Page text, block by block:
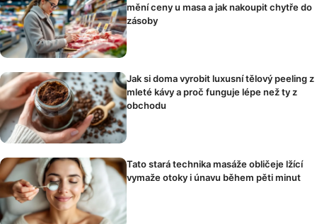
mění ceny u masa a jak nakoupit chytře do
zásoby
Jak si doma vyrobit luxusní tělový peeling z
mleté kávy a proč funguje lépe než ty z
obchodu
Tato stará technika masáže obličeje lžící
vymaže otoky i únavu během pěti minut